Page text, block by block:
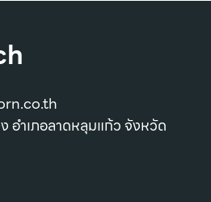
อำเภอลาดหลุมแก้ว จังหวัด